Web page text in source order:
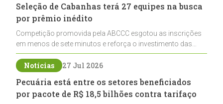
Seleção de Cabanhas terá 27 equipes na busca
por prêmio inédito
Competição promovida pela ABCCC esgotou as inscrições
em menos de sete minutos e reforça o investimento das
cabanhas na seleção genética de Cavalos Crioulos voltados
ao laço
Notícias 27 Jul 2026
Pecuária está entre os setores beneficiados
por pacote de R$ 18,5 bilhões contra tarifaço